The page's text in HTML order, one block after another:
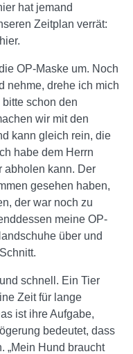
hat jemand
Zeitplan verrät:
OP-Maske um. Noch
nehme, drehe ich mich
bitte schon den
wir mit den
kann gleich rein, die
habe dem Herrn
abholen kann. Der
gesehen haben,
der war noch zu
meine OP-
über und
schnell. Ein Tier
Zeit für lange
ist ihre Aufgabe,
bedeutet, dass
„Mein Hund braucht